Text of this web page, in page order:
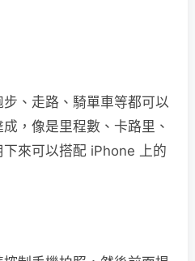
、走路、騎單車等都可以
，像是里程數、卡路里、
來可以搭配 iPhone 上的